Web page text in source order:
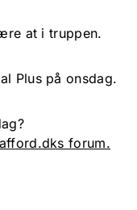
at i truppen.
Plus på onsdag.
forum.